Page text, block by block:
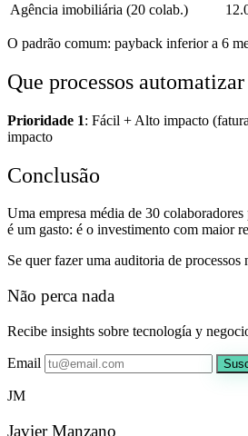
Agência imobiliária (20 colab.)
O padrão comum: payback inferior a 6
Que processos
Prioridade 1: Fácil + Alto impacto
impacto
Conclusão
Uma empresa média de 30
é um gasto: é o investimento com maior
Se quer fazer uma auditoria de processos
Não perca nada
Recibe insights sobre tecnología y
Email
JM
Javier Manzano